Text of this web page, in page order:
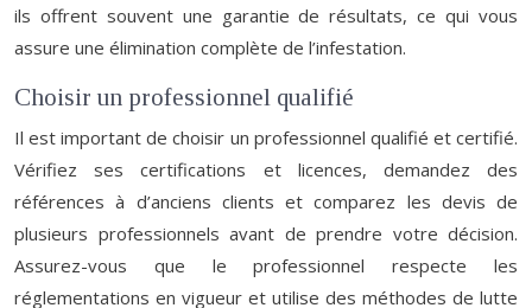
ils offrent souvent une garantie de résultats, ce qui vous
assure une élimination complète de l’infestation.
Choisir un professionnel qualifié
Il est important de choisir un professionnel qualifié et certifié.
Vérifiez ses certifications et licences, demandez des
références à d’anciens clients et comparez les devis de
plusieurs professionnels avant de prendre votre décision.
Assurez-vous que le professionnel respecte les
réglementations en vigueur et utilise des méthodes de lutte